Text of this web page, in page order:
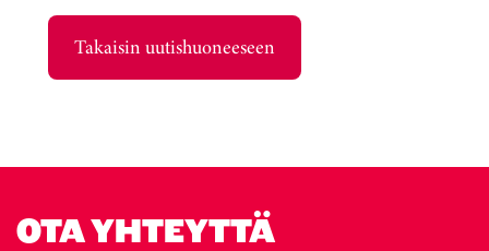
Takaisin uutishuoneeseen
OTA YHTEYTTÄ